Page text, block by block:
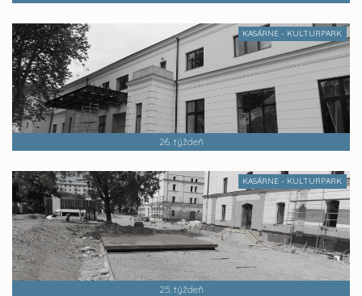
KASÁRNE - KULTURPARK
26. týždeň
KASÁRNE - KULTURPARK
25. týždeň